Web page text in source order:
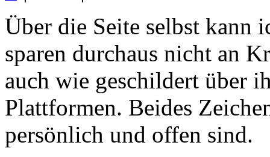
Über die Seite selbst kann
sparen durchaus nicht an
auch wie geschildert über
Plattformen. Beides
persönlich und offen sind.